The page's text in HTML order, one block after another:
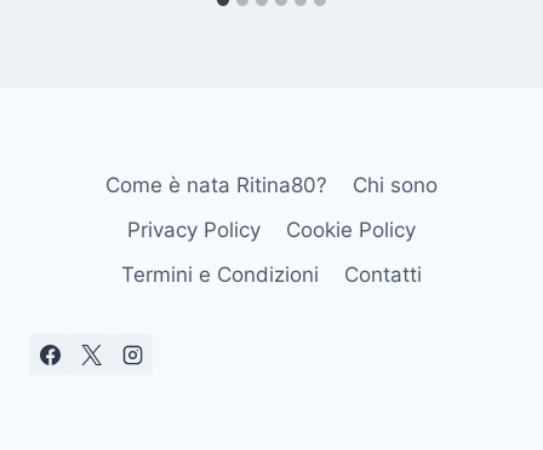
Come è nata Ritina80?
Chi sono
Privacy Policy
Cookie Policy
Termini e Condizioni
Contatti